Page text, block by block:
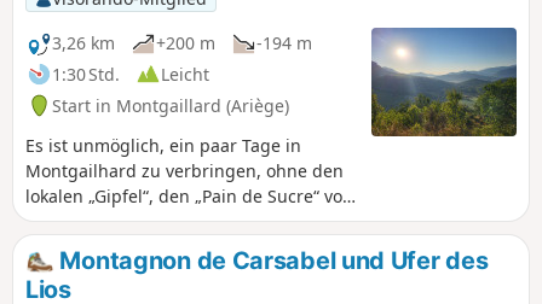
3,26 km
+200 m
-194 m
1:30 Std.
Leicht
Start in Montgaillard (Ariège)
Es ist unmöglich, ein paar Tage in
Montgailhard zu verbringen, ohne den
lokalen „Gipfel“, den „Pain de Sucre“ von
Montgailhard (okzitanische
Schreibweise) oder Montgaillard
(französisierte Schreibweise), zu
besteigen, der im Kataster auch
Montagnon de Carsabel und Ufer des
Lios